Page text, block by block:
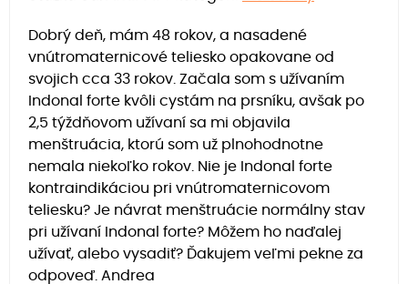
Dobrý deň, mám 48 rokov, a nasadené
vnútromaternicové teliesko opakovane od
svojich cca 33 rokov. Začala som s užívaním
Indonal forte kvôli cystám na prsníku, avšak po
2,5 týždňovom užívaní sa mi objavila
menštruácia, ktorú som už plnohodnotne
nemala niekoľko rokov. Nie je Indonal forte
kontraindikáciou pri vnútromaternicovom
teliesku? Je návrat menštruácie normálny stav
pri užívaní Indonal forte? Môžem ho naďalej
užívať, alebo vysadiť? Ďakujem veľmi pekne za
odpoveď. Andrea